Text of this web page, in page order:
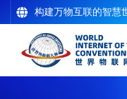
构建万物互联的智慧